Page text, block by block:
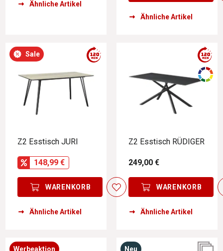
Ähnliche Artikel
Ähnliche Artikel
Sale
Z2 Esstisch JURI
148,99 €
WARENKORB
Ähnliche Artikel
Z2 Esstisch RÜDIGER
249,00 €
WARENKORB
Ähnliche Artikel
Werbeaktion Neu